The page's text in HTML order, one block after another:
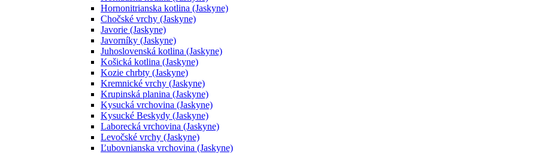
Hornonitrianska kotlina (Jaskyne)
Chočské vrchy (Jaskyne)
Javorie (Jaskyne)
Javorníky (Jaskyne)
Juhoslovenská kotlina (Jaskyne)
Košická kotlina (Jaskyne)
Kozie chrbty (Jaskyne)
Kremnické vrchy (Jaskyne)
Krupinská planina (Jaskyne)
Kysucká vrchovina (Jaskyne)
Kysucké Beskydy (Jaskyne)
Laborecká vrchovina (Jaskyne)
Levočské vrchy (Jaskyne)
Ľubovnianska vrchovina (Jaskyne)